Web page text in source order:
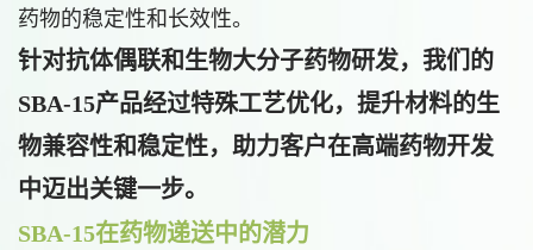
药物的稳定性和长效性。
针对抗体偶联和生物大分子药物研发，我们的
SBA-15产品经过特殊工艺优化，提升材料的生
物兼容性和稳定性，助力客户在高端药物开发
中迈出关键一步。
SBA-15在药物递送中的潜力